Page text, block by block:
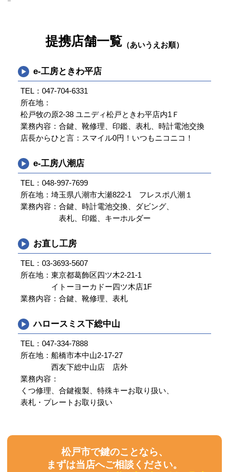
提携店舗一覧 （あいうえお順）
e-工房ときわ平店
TEL： 047-704-6331
所在地：
松戸牧の原2-38 ユニディ松戸ときわ平店内1Ｆ
業務内容： 合鍵、靴修理、印鑑、表札、時計電池交換
店長からひと言： スマイル0円！いつもニコニコ！
e-工房八潮店
TEL： 048-997-7699
所在地： 埼玉県八潮市大瀬822-1 フレスポ八潮１
業務内容： 合鍵、時計電池交換、ダビング、
表札、印鑑、キーホルダー
お直し工房
TEL： 03-3693-5607
所在地： 東京都葛飾区四ツ木2-21-1
イトーヨーカドー四ツ木店1F
業務内容： 合鍵、靴修理、表札
ハロースミス下総中山
TEL： 047-334-7888
所在地： 船橋市本中山2-17-27
西友下総中山店 店外
業務内容：
くつ修理、合鍵複製、特殊キーお取り扱い、
表札・プレートお取り扱い
松戸市で鍵のことなら、
まずは当店へご相談ください。